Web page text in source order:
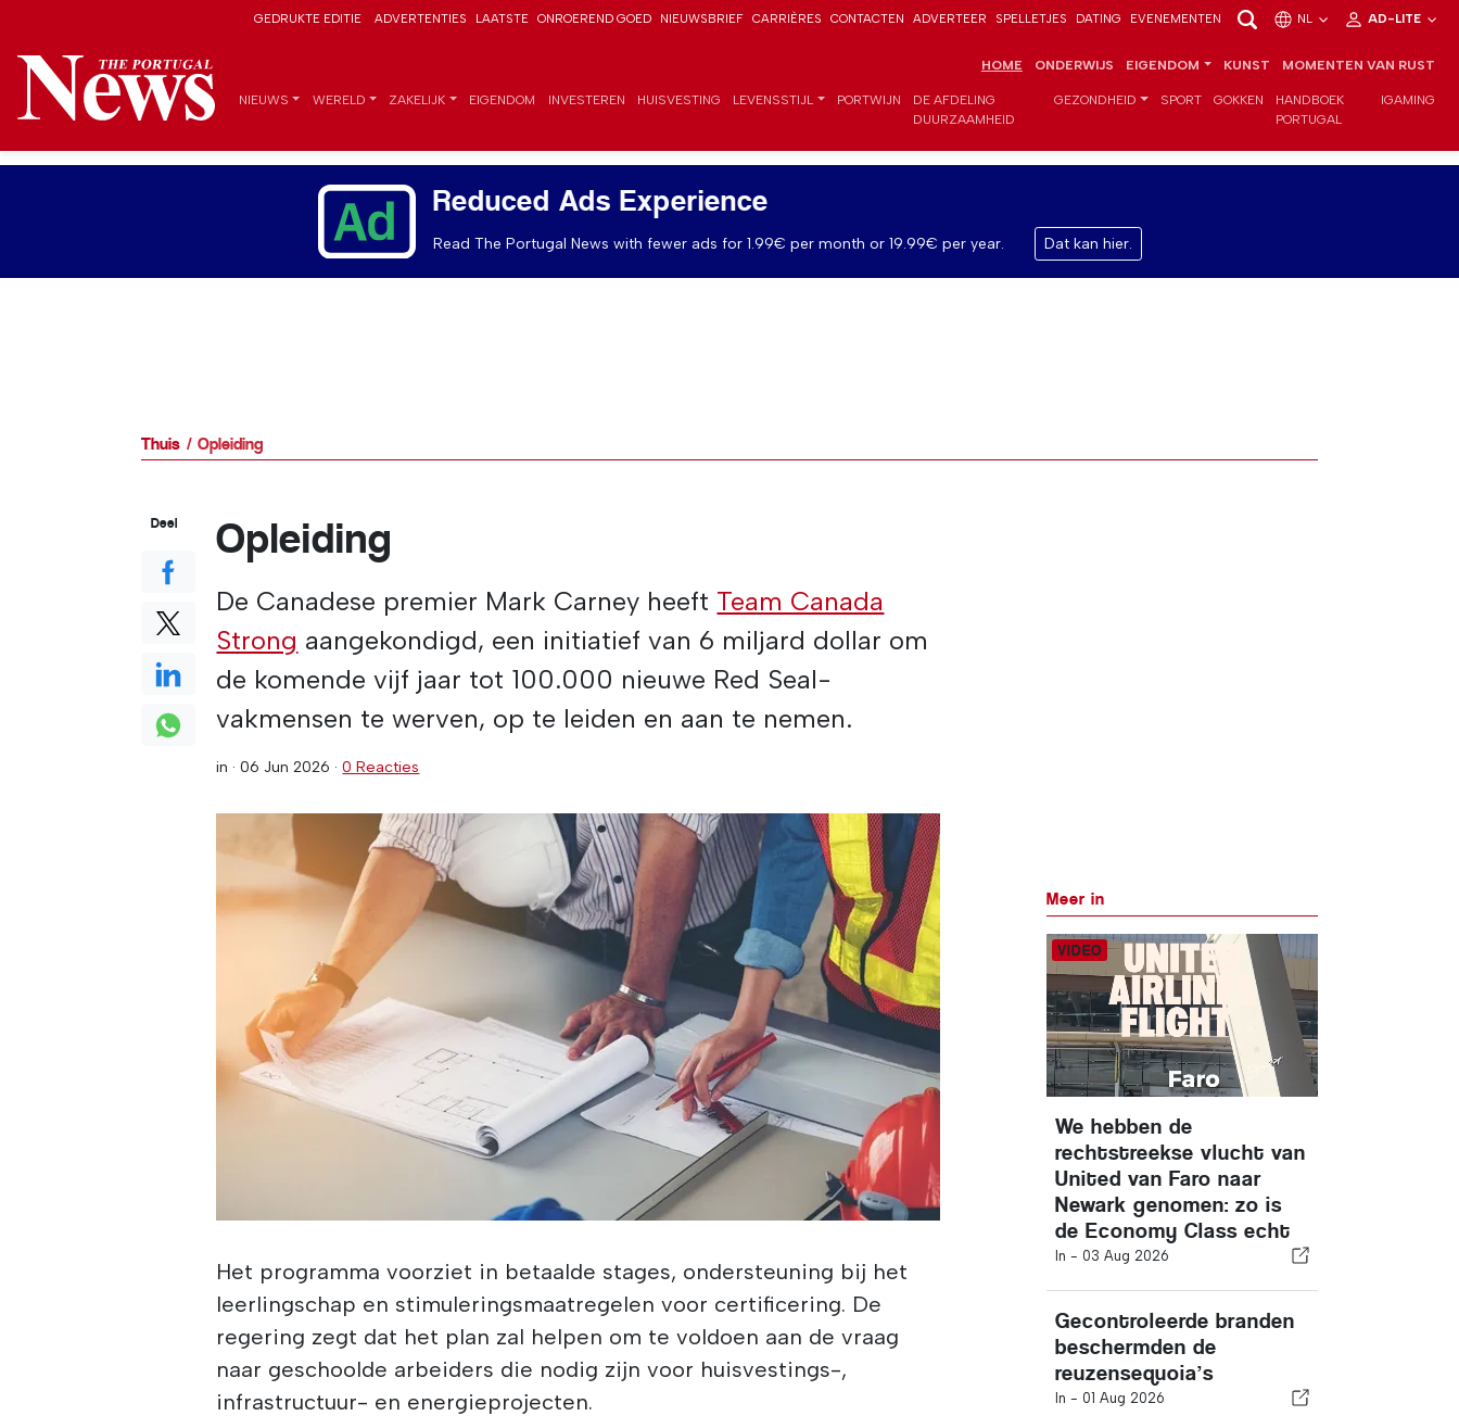
GEDRUKTE EDITIE ADVERTENTIES LAATSTE ONROEREND GOED NIEUWSBRIEF CARRIÈRES CONTACTEN ADVERTEER SPELLETJES DATING EVENEMENTEN NL AD-LITE
HOME ONDERWIJS EIGENDOM KUNST MOMENTEN VAN RUST
NIEUWS WERELD ZAKELIJK EIGENDOM INVESTEREN HUISVESTING LEVENSSTIJL PORTWIJN
DE AFDELING
DUURZAAMHEID
GEZONDHEID SPORT GOKKEN
HANDBOEK
PORTUGAL
IGAMING
Reduced Ads Experience
Read The Portugal News with fewer ads for 1.99€ per month or 19.99€ per year. Dat kan hier.
Thuis Opleiding
Opleiding
De Canadese premier Mark Carney heeft Team Canada
Strong aangekondigd, een initiatief van 6 miljard dollar om
de komende vijf jaar tot 100.000 nieuwe Red Seal-
vakmensen te werven, op te leiden en aan te nemen.
in ·06 Jun 2026 ·0 Reacties
Het programma voorziet in betaalde stages, ondersteuning bij het
leerlingschap en stimuleringsmaatregelen voor certificering. De
regering zegt dat het plan zal helpen om te voldoen aan de vraag
naar geschoolde arbeiders die nodig zijn voor huisvestings-,
infrastructuur- en energieprojecten.
Deel
Meer in
We hebben de
rechtstreekse vlucht van
United van Faro naar
Newark genomen: zo is
de Economy Class echt
In - 03 Aug 2026
Gecontroleerde branden
beschermden de
reuzensequoia’s
In - 01 Aug 2026